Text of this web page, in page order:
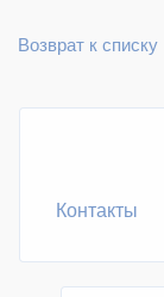
Возврат к списку
Контакты